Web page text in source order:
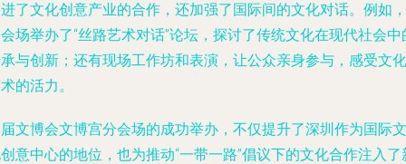
了文化创意产业的合作，还加强了国际间的文化对话。例如，
场举办了“丝路艺术对话”论坛，探讨了传统文化在现代社会中
与创新；还有现场工作坊和表演，让公众亲身参与，感受文化
的活力。
文博会文博宫分会场的成功举办，不仅提升了深圳作为国际文
意中心的地位，也为推动“一带一路”倡议下的文化合作注入了